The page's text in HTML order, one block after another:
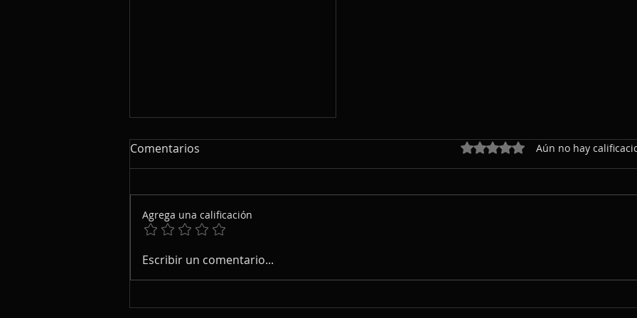
Me gusta charlar de música
con mis colegas
Comentarios Obtuvo 0 de 5 estrellas.
Aún no hay
Agrega una calificación
Escribir un comentario...